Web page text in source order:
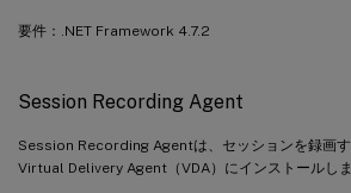
要件：.NET Framework 4.7.2
Session Recording Agent
Session Recording Agentは、セッションを録画
Virtual Delivery Agent（VDA）にインストールしま